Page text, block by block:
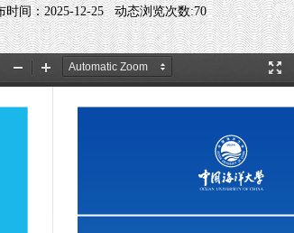
时间：2025-12-25 动态浏览次数:70